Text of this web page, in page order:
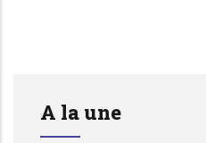
A la une